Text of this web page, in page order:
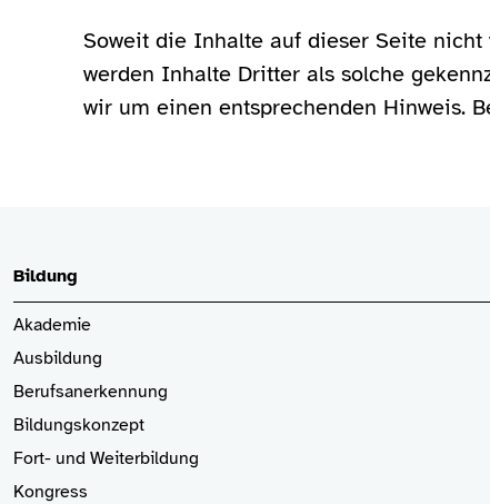
Soweit die Inhalte auf dieser Seite
werden Inhalte Dritter als solche
wir um einen entsprechenden Hinweis.
Bildung
Akademie
Ausbildung
Berufsanerkennung
Bildungskonzept
Fort- und Weiterbildung
Kongress